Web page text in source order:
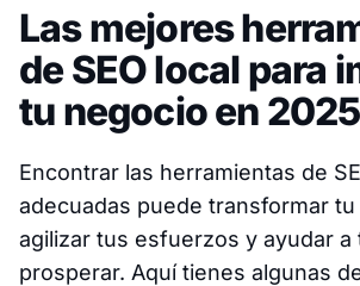
Las mejores
de SEO local para
tu negocio en 2025
Encontrar las herramientas de
adecuadas puede transformar
agilizar tus esfuerzos y ayudar a
prosperar. Aquí tienes algunas